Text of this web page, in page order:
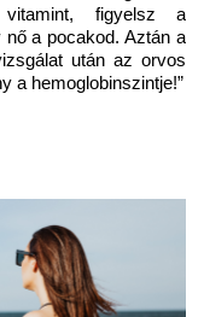
figyelsz a
a pocakod. Aztán a
után az orvos
a hemoglobinszintje!”